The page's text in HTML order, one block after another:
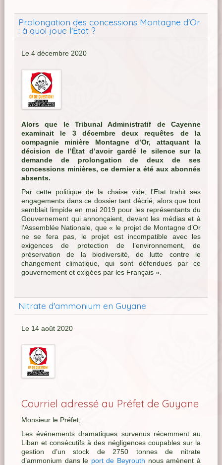
Prolongation des concessions Montagne d'Or
: à quoi joue l'État ?
Le 4 décembre 2020
Alors que le Tribunal Administratif de Cayenne
examinait le 3 décembre deux requêtes de la
compagnie minière Montagne d’Or, attaquant la
décision de l’État d’avoir gardé le silence sur la
demande de prolongation de deux de ses
concessions minières, ce dernier a été aux abonnés
absents.
Par cette politique de la chaise vide, l’Etat trahit ses
engagements dans ce dossier tant décrié, alors que tout
semblait limpide en mai 2019 pour les représentants du
Gouvernement qui annonçaient, devant les médias et à
l’Assemblée Nationale, que « le projet de Montagne d’Or
ne se fera pas, le projet est incompatible avec les
exigences de protection de l’environnement, de
préservation de la biodiversité, de lutte contre le
changement climatique, qui sont défendues par ce
gouvernement et exigées par les Français ».
Nitrate d'ammonium en Guyane
Le 14 août 2020
Courriel adressé au Préfet de Guyane
Monsieur le Préfet,
Les événements dramatiques survenus récemment au
Liban et consécutifs à des négligences coupables sur la
gestion d’un stock de 2750 tonnes de nitrate
d’ammonium dans le port de Beyrouth nous amènent à